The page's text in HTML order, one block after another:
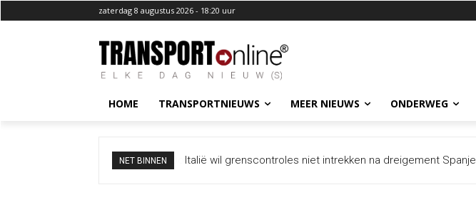
zaterdag 8 augustus 2026 - 18:20 uur
HOME TRANSPORTNIEUWS MEER NIEUWS ONDERWEG
NET BINNEN Italië wil grenscontroles niet intrekken na dreigement Spanje